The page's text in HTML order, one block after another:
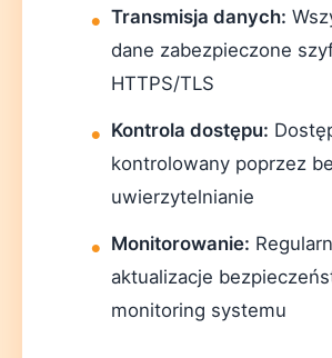
Transmisja danych:
dane zabezpieczone
HTTPS/TLS
Kontrola dostępu:
kontrolowany poprzez
uwierzytelnianie
Monitorowanie:
aktualizacje
monitoring systemu